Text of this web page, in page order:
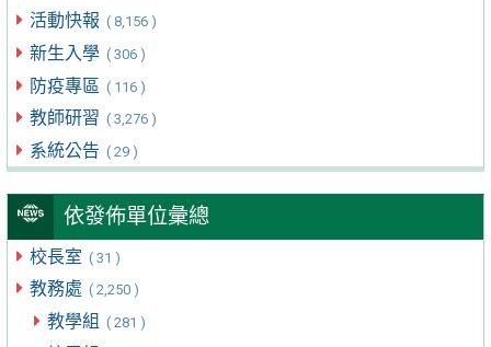
活動快報 ( 8,156 )
新生入學 ( 306 )
防疫專區 ( 116 )
教師研習 ( 3,276 )
系統公告 ( 29 )
依發佈單位彙總
校長室 ( 31 )
教務處 ( 2,250 )
教學組 ( 281 )